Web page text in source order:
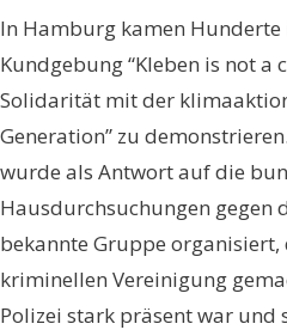
In Hamburg kamen
Kundgebung “Kleben is not a
Solidarität mit der
Generation” zu
wurde als Antwort auf die
Hausdurchsuchungen gegen
bekannte Gruppe
kriminellen Vereinigung
Polizei stark präsent war und